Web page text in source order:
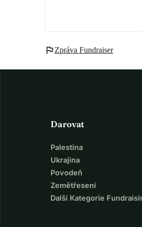
flag Zpráva Fundraiser
Darovat
Palestina
Ukrajina
Povodeň
Zemětřesení
Další Kategorie